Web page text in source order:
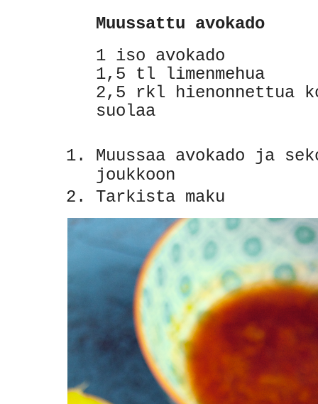
Muussattu avokado
1 iso avokado
1,5 tl limenmehua
2,5 rkl hienonnettua
suolaa
Muussaa avokado ja
joukkoon
Tarkista maku